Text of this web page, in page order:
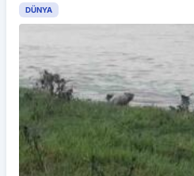
DÜNYA